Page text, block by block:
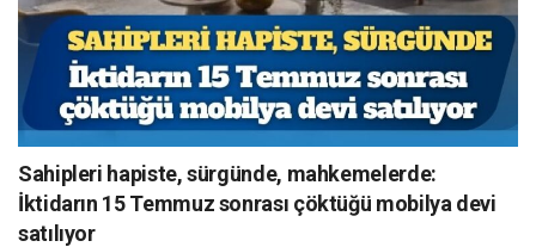
Sahipleri hapiste, sürgünde, mahkemelerde:
İktidarın 15 Temmuz sonrası çöktüğü mobilya devi
satılıyor